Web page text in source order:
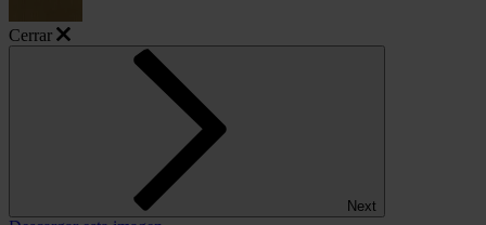
Cerrar
Next